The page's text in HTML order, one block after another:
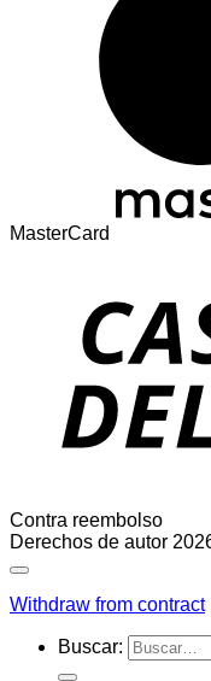
MasterCard
Contra reembolso
Derechos de autor
Withdraw from contract
Buscar: